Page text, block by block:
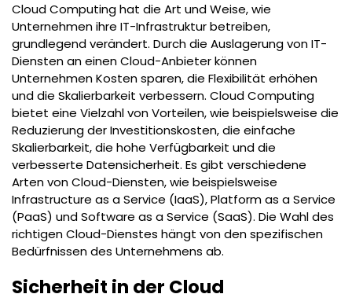
Cloud Computing hat die Art und Weise, wie
Unternehmen ihre IT-Infrastruktur betreiben,
grundlegend verändert. Durch die Auslagerung von IT-
Diensten an einen Cloud-Anbieter können
Unternehmen Kosten sparen, die Flexibilität erhöhen
und die Skalierbarkeit verbessern. Cloud Computing
bietet eine Vielzahl von Vorteilen, wie beispielsweise die
Reduzierung der Investitionskosten, die einfache
Skalierbarkeit, die hohe Verfügbarkeit und die
verbesserte Datensicherheit. Es gibt verschiedene
Arten von Cloud-Diensten, wie beispielsweise
Infrastructure as a Service (IaaS), Platform as a Service
(PaaS) und Software as a Service (SaaS). Die Wahl des
richtigen Cloud-Dienstes hängt von den spezifischen
Bedürfnissen des Unternehmens ab.
Sicherheit in der Cloud